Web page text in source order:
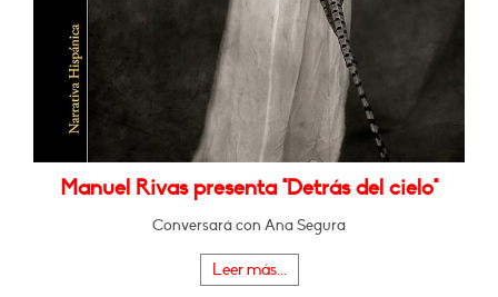
Manuel Rivas presenta "Detrás del cielo"
Conversará con Ana Segura
Leer más...